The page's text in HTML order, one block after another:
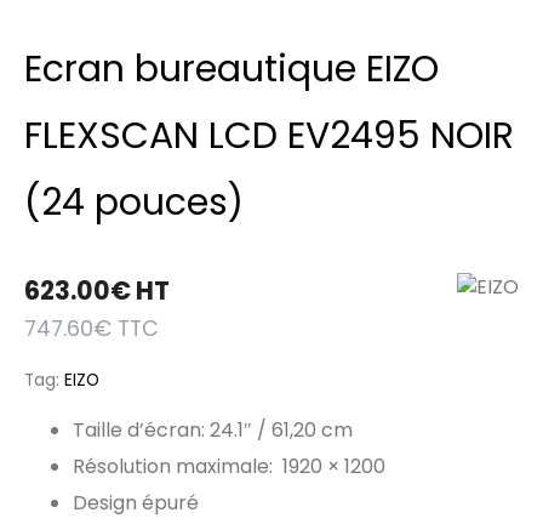
Ecran bureautique EIZO
FLEXSCAN LCD EV2495 NOIR
(24 pouces)
623.00€HT
747.60€ TTC
Tag: EIZO
Taille d’écran: 24.1″ / 61,20 cm
Résolution maximale: 1920 × 1200
Design épuré